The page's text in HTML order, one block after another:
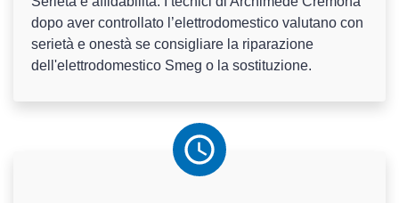
dopo aver controllato l’elettrodomestico valutano con
serietà e onestà se consigliare la riparazione
dell'elettrodomestico Smeg o la sostituzione.